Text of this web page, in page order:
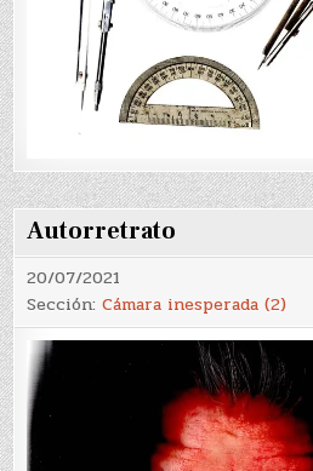
Autorretrato
20/07/2021
Sección:Cámara inesperada (2)